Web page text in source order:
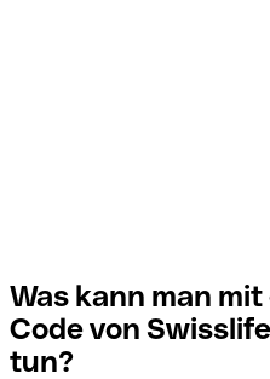
Was kann man mit
Code von
tun?